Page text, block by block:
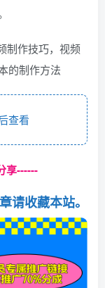
制作技巧，视频
的制作方法
查看
享------
请收藏本站。